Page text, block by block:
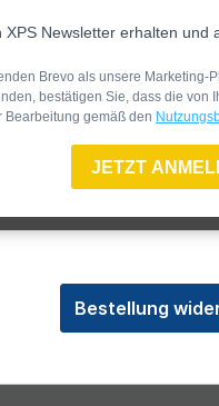
XPS Newsletter erhalten und
Brevo als unsere Marketing-
bestätigen Sie, dass die von
Bearbeitung gemäß den
JETZT
Bestellung